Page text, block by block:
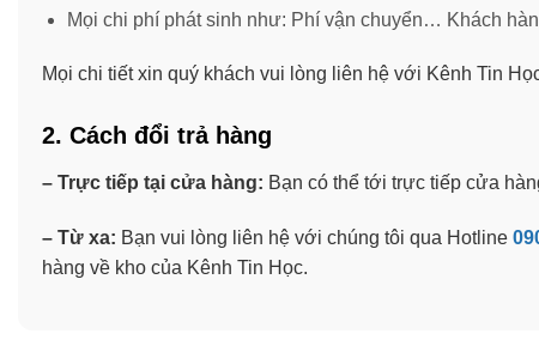
Mọi chi phí phát sinh như: Phí vận chuyển… Khách
Mọi chi tiết xin quý khách vui lòng liên hệ với Kênh Tin
2. Cách đổi trả hàng
– Trực tiếp tại cửa hàng: Bạn có thể tới trực tiếp cửa
– Từ xa: Bạn vui lòng liên hệ với chúng tôi qua Hotline
hàng về kho của Kênh Tin Học.